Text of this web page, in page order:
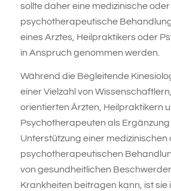
sollte daher eine medizinische oder
psychotherapeutische
eines Arztes, Heilpraktikers oder
in Anspruch genommen werden.
Während die Begleitende
einer Vielzahl von
orientierten Ärzten, Heilpraktikern
Psychotherapeuten als Ergänzung
Unterstützung einer medizinischen
psychotherapeutischen
von gesundheitlichen
Krankheiten beitragen kann, ist sie